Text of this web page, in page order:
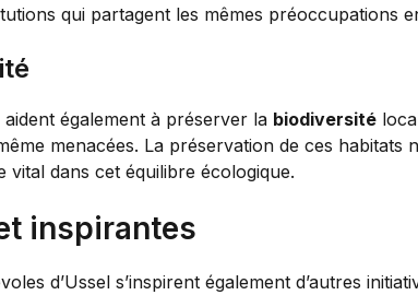
qui partagent les mêmes préoccupations
également à préserver la biodiversité
menacées. La préservation de ces
dans cet équilibre écologique.
inspirantes
d’Ussel s’inspirent également d’autres